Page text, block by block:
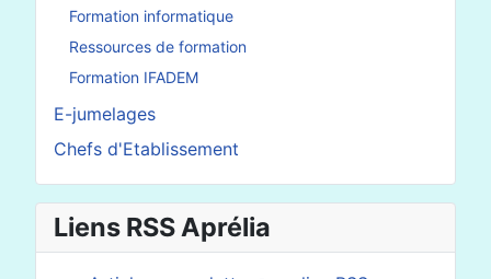
Formation informatique
Ressources de formation
Formation IFADEM
E-jumelages
Chefs d'Etablissement
Liens RSS Aprélia